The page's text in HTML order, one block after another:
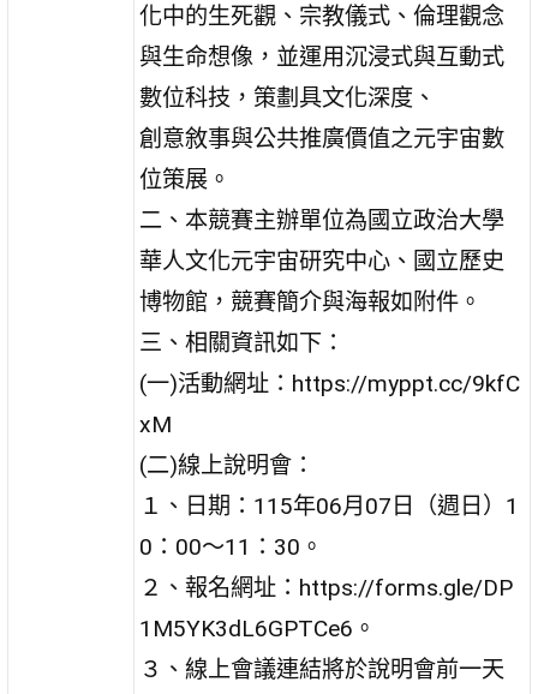
化中的生死觀、宗教儀式、倫理觀念
與生命想像，並運用沉浸式與互動式
數位科技，策劃具文化深度、
創意敘事與公共推廣價值之元宇宙數
位策展。
二、本競賽主辦單位為國立政治大學
華人文化元宇宙研究中心、國立歷史
博物館，競賽簡介與海報如附件。
三、相關資訊如下：
(一)活動網址：https://myppt.cc/9kfC
xM
(二)線上說明會：
１、日期：115年06月07日（週日）1
0：00～11：30。
２、報名網址：https://forms.gle/DP
1M5YK3dL6GPTCe6。
３、線上會議連結將於說明會前一天